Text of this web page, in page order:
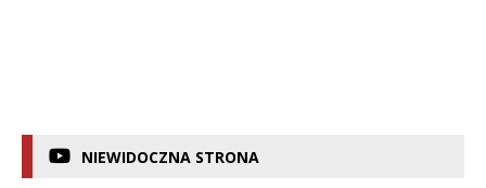
NIEWIDOCZNA STRONA